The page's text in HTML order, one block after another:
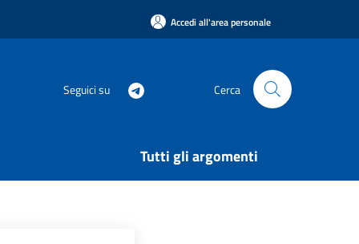
Accedi all'area personale
Seguici su Cerca
Tutti gli argomenti